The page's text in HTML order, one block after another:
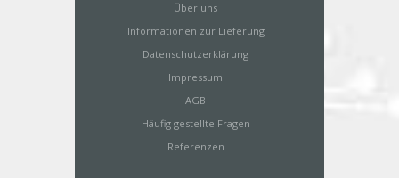
Über uns
Informationen zur Lieferung
Datenschutzerklärung
Impressum
AGB
Häufig gestellte Fragen
Referenzen